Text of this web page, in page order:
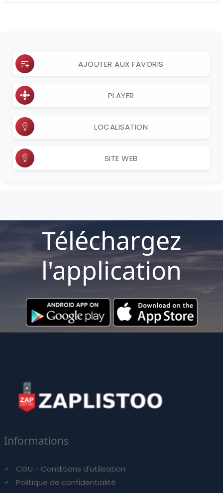
AJOUTER AUX FAVORIS
PLAYER
LOCALISATION
SITE WEB
Téléchargez
l'application
Informations
CGU - Conditions d'utilisation
Politique de confidentialité